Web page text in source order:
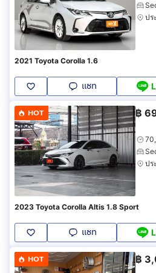
ปร
2021 Toyota Corolla 1.6
แชท
HOT ฿
ปร
2023 Toyota Corolla Altis 1.8 Sport
แชท
HOT ฿